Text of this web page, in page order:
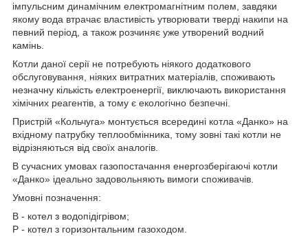
імпульсним динамічним електромагнітним полем, завдяки
якому вода втрачає властивість утворювати тверді накипи на
певний період, а також розчиняє уже утворений водний
камінь.
Котли даної серії не потребують ніякого додаткового
обслуговування, ніяких витратних матеріалів, споживають
незначну кількість електроенергії, виключають використання
хімічних реагентів, а тому є екологічно безпечні.
Пристрій «Кольчуга» монтується всередині котла «Данко» на
вхідному патрубку теплообмінника, тому зовні такі котли не
відрізняються від своїх аналогів.
В сучасних умовах газопостачання енергозберігаючі котли
«Данко» ідеально задовольняють вимоги споживачів.
Умовні позначення:
В - котел з водопідігрівом;
Р - котел з горизонтальним газоходом.